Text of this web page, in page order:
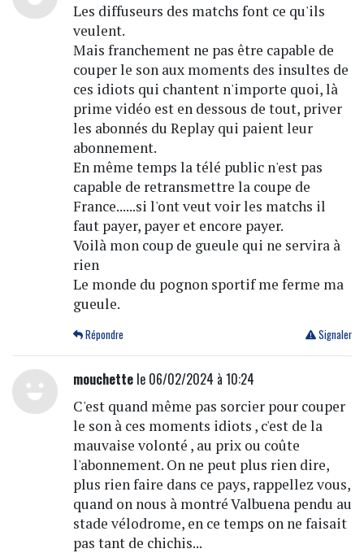
Les diffuseurs des matchs font ce qu'ils
veulent.
Mais franchement ne pas être capable de
couper le son aux moments des insultes de
ces idiots qui chantent n'importe quoi, là
prime vidéo est en dessous de tout, priver
les abonnés du Replay qui paient leur
abonnement.
En même temps la télé public n'est pas
capable de retransmettre la coupe de
France......si l'ont veut voir les matchs il
faut payer, payer et encore payer.
Voilà mon coup de gueule qui ne servira à
rien
Le monde du pognon sportif me ferme ma
gueule.
Signaler
Répondre
mouchettele 06/02/2024 à 10:24
C'est quand même pas sorcier pour couper
le son à ces moments idiots , c'est de la
mauvaise volonté , au prix ou coûte
l'abonnement. On ne peut plus rien dire,
plus rien faire dans ce pays, rappellez vous,
quand on nous à montré Valbuena pendu au
stade vélodrome, en ce temps on ne faisait
pas tant de chichis...